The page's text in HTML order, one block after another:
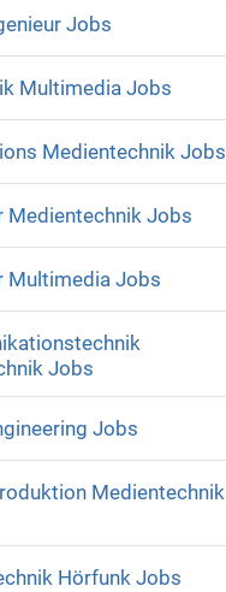
Jobs
Multimedia Jobs
Medientechnik Jobs
Medientechnik Jobs
Multimedia Jobs
Jobs
Jobs
Medientechnik
Hörfunk Jobs